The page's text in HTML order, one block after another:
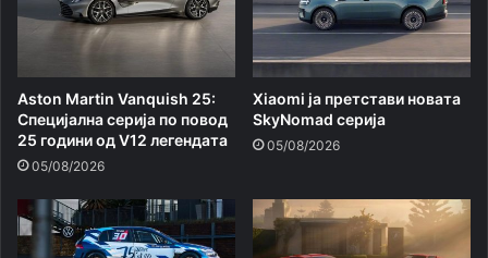
Aston Martin Vanquish 25:
Специјална серија по повод
25 години од V12 легендата
05/08/2026
Xiaomi ja претстави новата
SkyNomad серија
05/08/2026